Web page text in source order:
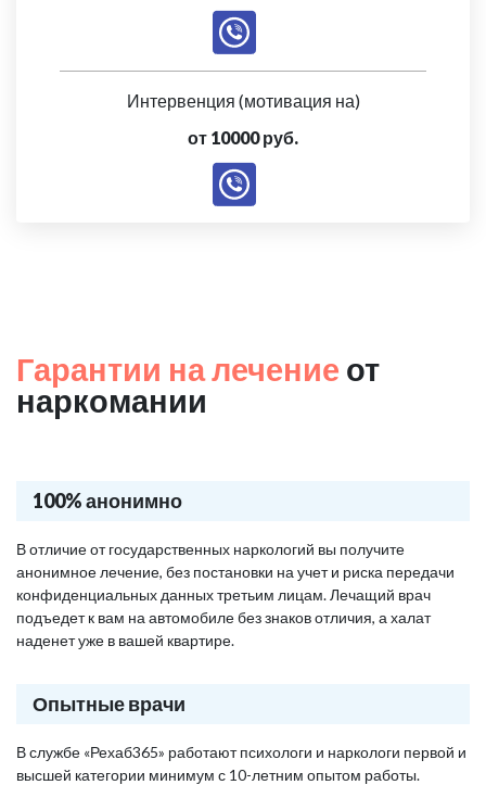
Интервенция (мотивация на)
от 10000 руб.
Гарантии на лечение от
наркомании
100% анонимно
В отличие от государственных наркологий вы получите
анонимное лечение, без постановки на учет и риска передачи
конфиденциальных данных третьим лицам. Лечащий врач
подъедет к вам на автомобиле без знаков отличия, а халат
наденет уже в вашей квартире.
Опытные врачи
В службе «Рехаб365» работают психологи и наркологи первой и
высшей категории минимум с 10-летним опытом работы.